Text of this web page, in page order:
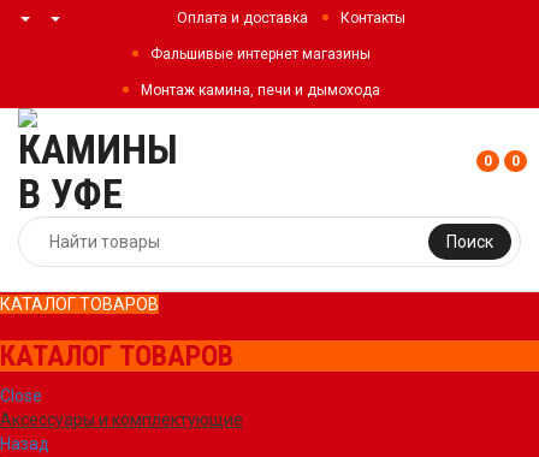
Оплата и доставка Контакты
Фальшивые интернет магазины
Монтаж камина, печи и дымохода
Поиск
0 0
КАТАЛОГ ТОВАРОВ
КАТАЛОГ ТОВАРОВ
Close
Аксессуары и комплектующие
Назад